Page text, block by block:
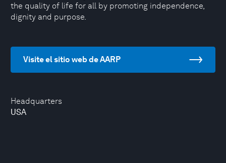
Headquarters
USA
the quality of life for all by promoting independence,
dignity and purpose.
Visite el sitio web de AARP